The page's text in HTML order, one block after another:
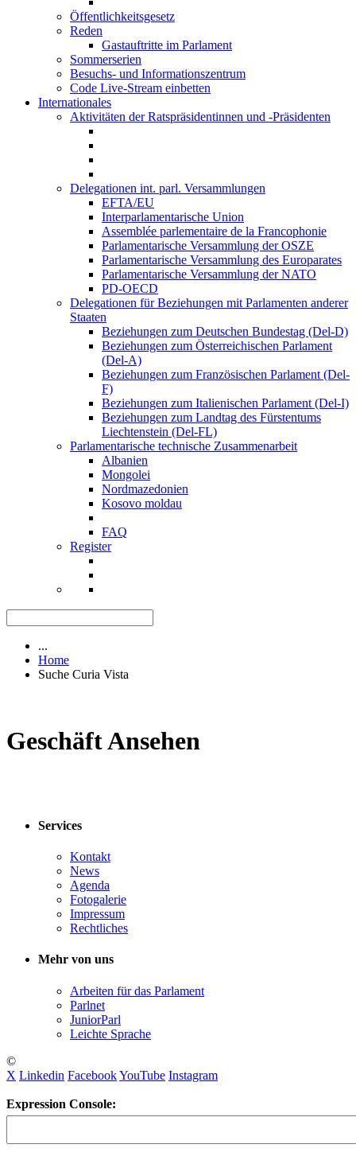
Öffentlichkeitsgesetz
Reden
Gastauftritte im Parlament
Sommerserien
Besuchs- und Informationszentrum
Code Live-Stream einbetten
Internationales
Aktivitäten der Ratspräsidentinnen und -Präsidenten
Delegationen int. parl. Versammlungen
EFTA/EU
Interparlamentarische Union
Assemblée parlementaire de la Francophonie
Parlamentarische Versammlung der OSZE
Parlamentarische Versammlung des Europarates
Parlamentarische Versammlung der NATO
PD-OECD
Delegationen für Beziehungen mit Parlamenten anderer
Staaten
Beziehungen zum Deutschen Bundestag (Del-D)
Beziehungen zum Österreichischen Parlament
(Del-A)
Beziehungen zum Französischen Parlament (Del-
F)
Beziehungen zum Italienischen Parlament (Del-I)
Beziehungen zum Landtag des Fürstentums
Liechtenstein (Del-FL)
Parlamentarische technische Zusammenarbeit
Albanien
Mongolei
Nordmazedonien
Kosovo moldau
FAQ
Register
...
Home
Suche Curia Vista
Geschäft Ansehen
Services
Kontakt
News
Agenda
Fotogalerie
Impressum
Rechtliches
Mehr von uns
Arbeiten für das Parlament
Parlnet
JuniorParl
Leichte Sprache
©
X Linkedin FacebookYouTube Instagram
Expression Console: